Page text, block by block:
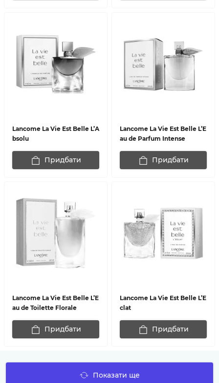
Lancome La Vie Est Belle L’A
bsolu
Придбати
Lancome La Vie Est Belle L’E
au de Parfum Intense
Придбати
Lancome La Vie Est Belle L’E
au de Toilette Florale
Придбати
Lancome La Vie Est Belle L’E
clat
Придбати
Показати ще